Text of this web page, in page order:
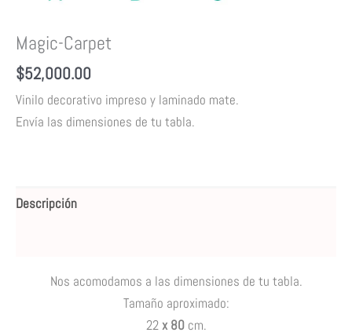
Magic-Carpet
$52,000.00
Vinilo decorativo impreso y laminado mate.
Envía las dimensiones de tu tabla.
Descripción
Nos acomodamos a las dimensiones de tu tabla.
Tamaño aproximado:
22x 80cm.